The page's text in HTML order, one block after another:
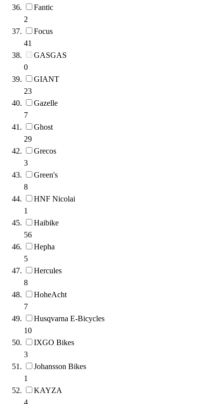
Fantic
2
Focus
41
GASGAS
0
GIANT
23
Gazelle
7
Ghost
29
Grecos
3
Green's
8
HNF Nicolai
1
Haibike
56
Hepha
5
Hercules
8
HoheAcht
7
Husqvarna E-Bicycles
10
IXGO Bikes
3
Johansson Bikes
1
KAYZA
4